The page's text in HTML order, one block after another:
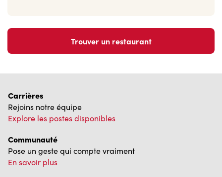
Trouver un restaurant
Carrières
Rejoins notre équipe
Explore les postes disponibles
Communauté
Pose un geste qui compte vraiment
En savoir plus